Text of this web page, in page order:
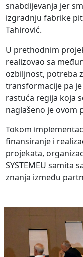
snabdijevanja jer
izgradnju fabrike
Tahirović.
U prethodnim
realizovao sa
ozbiljnost, potreba
transformacije pa
rastuća regija koja
naglašeno je ovom
Tokom
finansiranje i
projekata,
SYSTEMEU samita
znanja između